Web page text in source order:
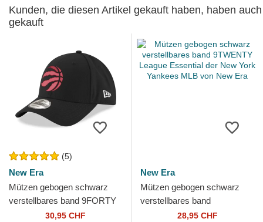
Kunden, die diesen Artikel gekauft haben, haben auch
gekauft
(5)
New Era
Mützen gebogen schwarz
verstellbares band 9FORTY
The League der Toronto
30,95 CHF
New Era
Mützen gebogen schwarz
verstellbares band
9TWENTY League Essential
28,95 CHF